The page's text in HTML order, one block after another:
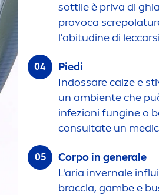
sottile è priva di
provoca
l'abitudine di
Piedi
Indossare calze e
un ambiente che
infezioni fungine o
consultate un
Corpo in generale
L'aria invernale
braccia, gambe e